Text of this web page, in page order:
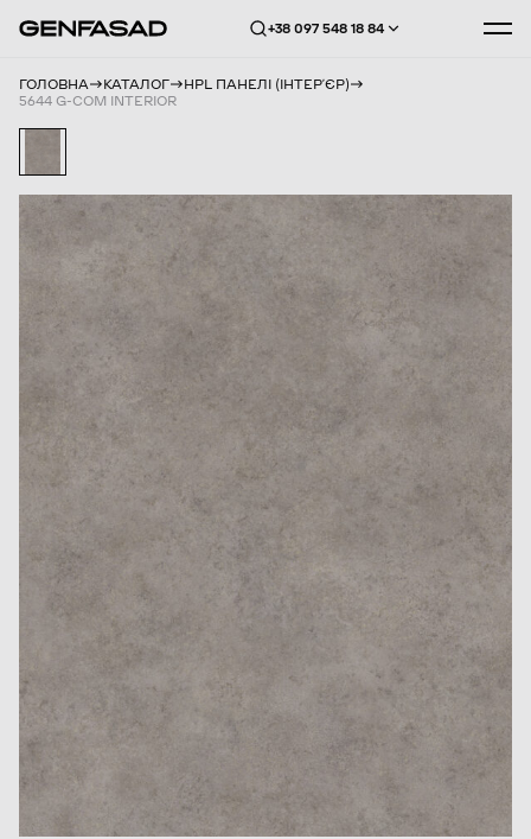
+38 097 548 18 84
ГОЛОВНА КАТАЛОГ
HPL ПАНЕЛІ (ІНТЕРʼЄР)
5644 G-COM INTERIOR